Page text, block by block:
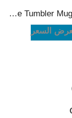
LePresso Morningscape Tumbler Mug Dual Sip - Pink
السعر